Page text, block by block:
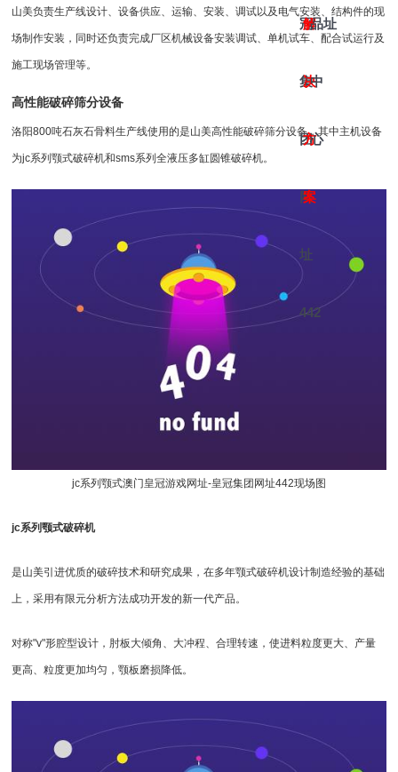
冠
集
团
网
址
442
解
决
方
案
品
中
心
址
山美负责生产线设计、设备供应、运输、安装、调试以及电气安装、结构件的现
场制作安装，同时还负责完成厂区机械设备安装调试、单机试车、配合试运行及
施工现场管理等。
高性能破碎筛分设备
洛阳800吨石灰石骨料生产线使用的是山美高性能破碎筛分设备，其中主机设备
为jc系列颚式破碎机和sms系列全液压多缸圆锥破碎机。
jc系列颚式澳门皇冠游戏网址-皇冠集团网址442现场图
jc系列颚式破碎机
是山美引进优质的破碎技术和研究成果，在多年颚式破碎机设计制造经验的基础
上，采用有限元分析方法成功开发的新一代产品。
对称"v"形腔型设计，肘板大倾角、大冲程、合理转速，使进料粒度更大、产量
更高、粒度更加均匀，颚板磨损降低。